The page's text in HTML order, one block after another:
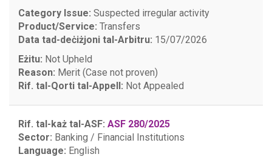
Category Issue: Suspected irregular activity
Product/Service: Transfers
Data tad-deċiżjoni tal-Arbitru: 15/07/2026
Eżitu: Not Upheld
Reason: Merit (Case not proven)
Rif. tal-Qorti tal-Appell: Not Appealed
Rif. tal-każ tal-ASF: ASF 280/2025
Sector: Banking / Financial Institutions
Language: English